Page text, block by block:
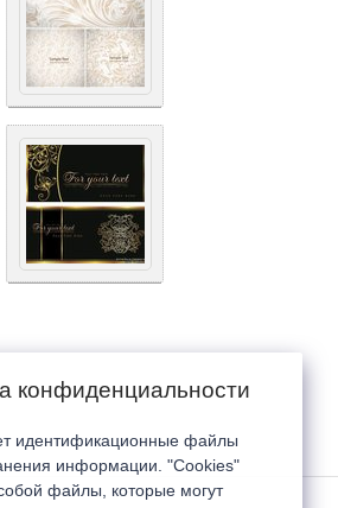
конфиденциальности
идентификационные файлы
информации. "Cookies"
файлы, которые могут